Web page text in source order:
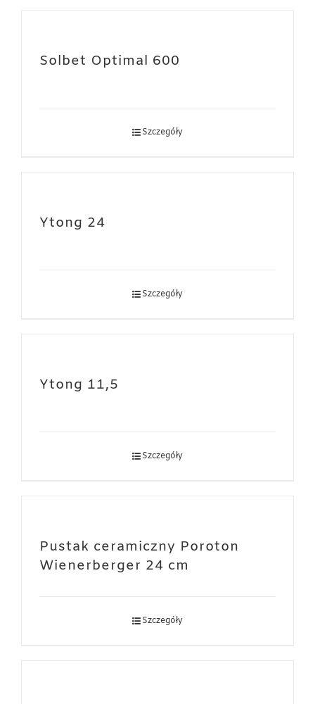
Solbet Optimal 600
Szczegóły
Ytong 24
Szczegóły
Ytong 11,5
Szczegóły
Pustak ceramiczny Poroton
Wienerberger 24 cm
Szczegóły